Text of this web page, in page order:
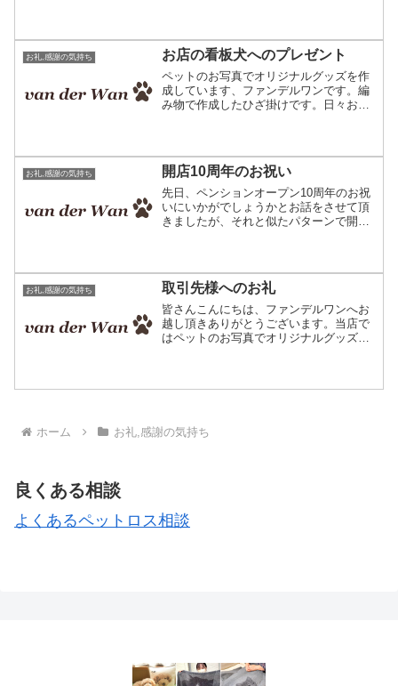
ても多いです。皆さんがどの...
お礼,感謝の気持ち お店の看板犬へのプレゼント
ペットのお写真でオリジナルグッズを作
成しています、ファンデルワンです。編
み物で作成したひざ掛けです。日々お客
な用途でご利用になられてい...
お礼,感謝の気持ち 開店10周年のお祝い
先日、ペンションオープン10周年のお祝
いにいかがでしょうかとお話をさせて頂
きましたが、それと似たパターンで開店
たのでこれは良いと思...
お礼,感謝の気持ち 取引先様へのお礼
皆さんこんにちは、ファンデルワンへお
越し頂きありがとうございます。当店で
はペットのお写真でオリジナルグッズを
ホーム お礼,感謝の気持ち
良くある相談
よくあるペットロス相談